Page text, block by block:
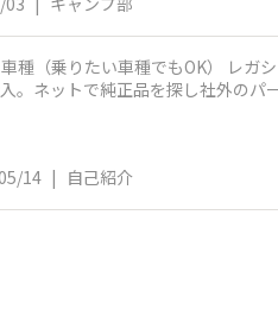
。ネットで純正品を探し社外のパ
14 | 自己紹介